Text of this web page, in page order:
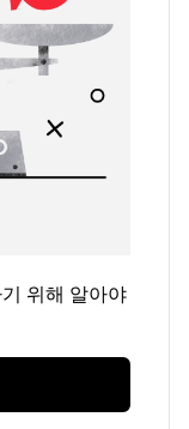
위해 알아야